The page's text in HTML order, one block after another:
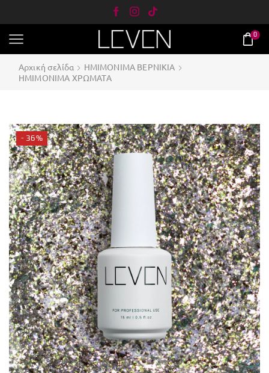
0
Αρχική σελίδα
ΗΜΙΜΟΝΙΜΑ ΒΕΡΝΙΚΙΑ
ΗΜΙΜΟΝΙΜΑ ΧΡΩΜΑΤΑ
- 36%